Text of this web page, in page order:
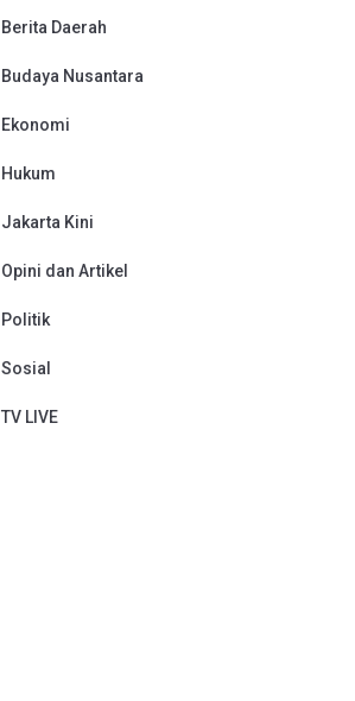
Berita Daerah
Budaya Nusantara
Ekonomi
Hukum
Jakarta Kini
Opini dan Artikel
Politik
Sosial
TV LIVE